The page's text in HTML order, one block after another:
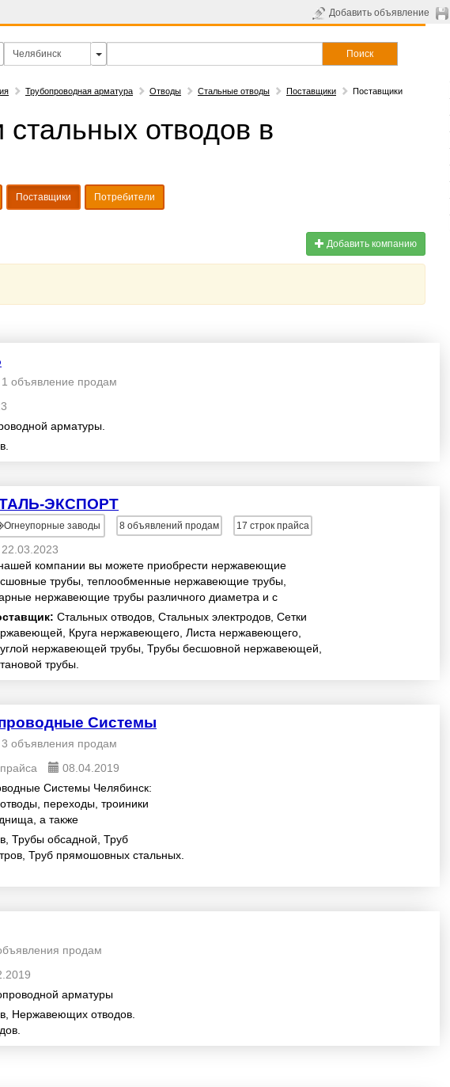
Добавить объявление
Поиск
Трубопроводная арматура Отводы Стальные отводы Поставщики
Поставщики
отводов в
Поставщики Потребители
Добавить компанию
1 объявление продам
арматуры.
ЭКСПОРТ
Огнеупорные заводы 8 объявлений продам 17 строк прайса
22.03.2023
компании вы можете приобрести нержавеющие
трубы, теплообменные нержавеющие трубы,
нержавеющие трубы различного диаметра и с
толщиной стенки, листовой прокат, сортов...
Стальных отводов, Стальных электродов, Сетки
Круга нержавеющего, Листа нержавеющего,
нержавеющей трубы, Трубы бесшовной нержавеющей,
трубы.
Системы
3 объявления продам
08.04.2019
Системы Челябинск:
переходы, троиники
а также
предназначенные ...
Трубы обсадной, Труб
Труб прямошовных стальных.
продам
арматуры
Нержавеющих отводов.